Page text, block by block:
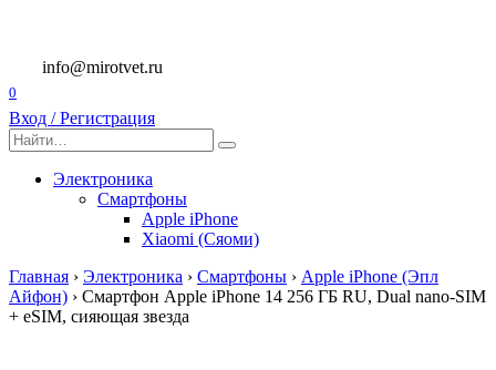
содержанию
info@mirotvet.ru
0
Вход / Регистрация
Search
for:
Электроника
Смартфоны
Apple iPhone
Xiaomi (Сяоми)
Главная › Электроника › Смартфоны › Apple iPhone (Эпл
Айфон) › Смартфон Apple iPhone 14 256 ГБ RU, Dual nano-SIM
+ eSIM, сияющая звезда